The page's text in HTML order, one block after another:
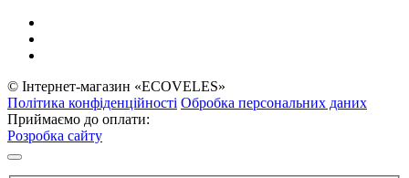
© Інтернет-магазин «ECOVELES»
Політика конфіденційності Обробка персональних даних
Приймаємо до оплати:
Розробка сайту